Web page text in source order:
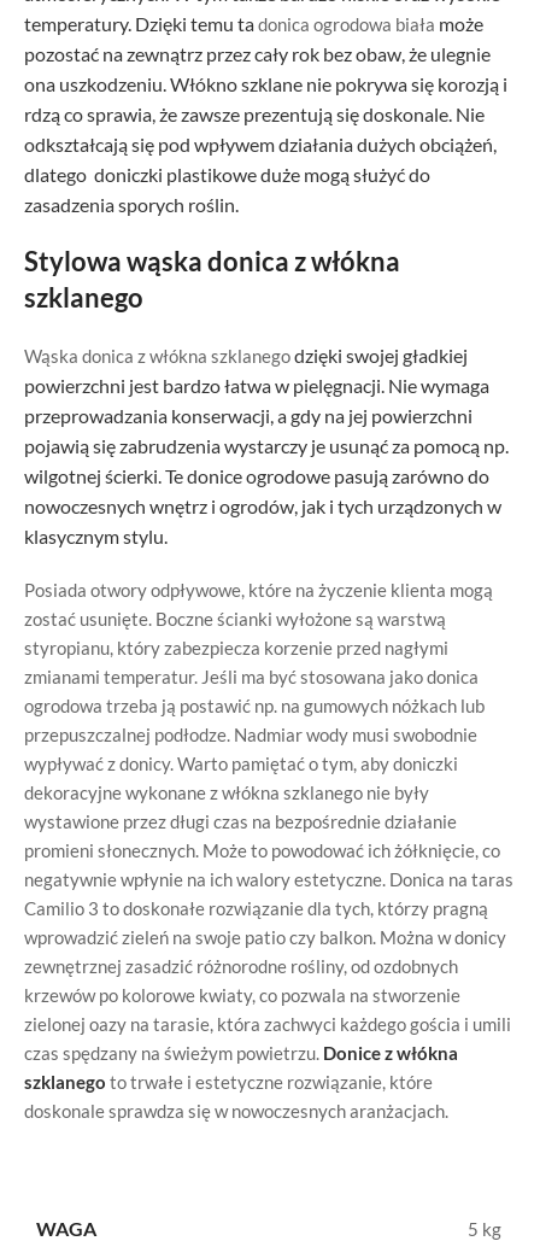
temperatury. Dzięki temu tadonica ogrodowa biała może
pozostać na zewnątrz przez cały rok bez obaw, że ulegnie
ona uszkodzeniu. Włókno szklane nie pokrywa się korozją i
rdzą co sprawia, że zawsze prezentują się doskonale. Nie
odkształcają się pod wpływem działania dużych obciążeń,
dlatego doniczki plastikowe duże mogą służyć do
zasadzenia sporych roślin.
Stylowa wąska donica z włókna
szklanego
Wąska donica z włókna szklanegodzięki swojej gładkiej
powierzchni jest bardzo łatwa w pielęgnacji. Nie wymaga
przeprowadzania konserwacji, a gdy na jej powierzchni
pojawią się zabrudzenia wystarczy je usunąć za pomocą np.
wilgotnej ścierki. Te donice ogrodowe pasują zarówno do
nowoczesnych wnętrz i ogrodów, jak i tych urządzonych w
klasycznym stylu.
Posiada otwory odpływowe, które na życzenie klienta mogą
zostać usunięte. Boczne ścianki wyłożone są warstwą
styropianu, który zabezpiecza korzenie przed nagłymi
zmianami temperatur. Jeśli ma być stosowana jako donica
ogrodowa trzeba ją postawić np. na gumowych nóżkach lub
przepuszczalnej podłodze. Nadmiar wody musi swobodnie
wypływać z donicy. Warto pamiętać o tym, aby doniczki
dekoracyjne wykonane z włókna szklanego nie były
wystawione przez długi czas na bezpośrednie działanie
promieni słonecznych. Może to powodować ich żółknięcie, co
negatywnie wpłynie na ich walory estetyczne. Donica na taras
Camilio 3 to doskonałe rozwiązanie dla tych, którzy pragną
wprowadzić zieleń na swoje patio czy balkon. Można w donicy
zewnętrznej zasadzić różnorodne rośliny, od ozdobnych
krzewów po kolorowe kwiaty, co pozwala na stworzenie
zielonej oazy na tarasie, która zachwyci każdego gościa i umili
czas spędzany na świeżym powietrzu. Donice z włókna
szklanego to trwałe i estetyczne rozwiązanie, które
doskonale sprawdza się w nowoczesnych aranżacjach.
WAGA 5 kg